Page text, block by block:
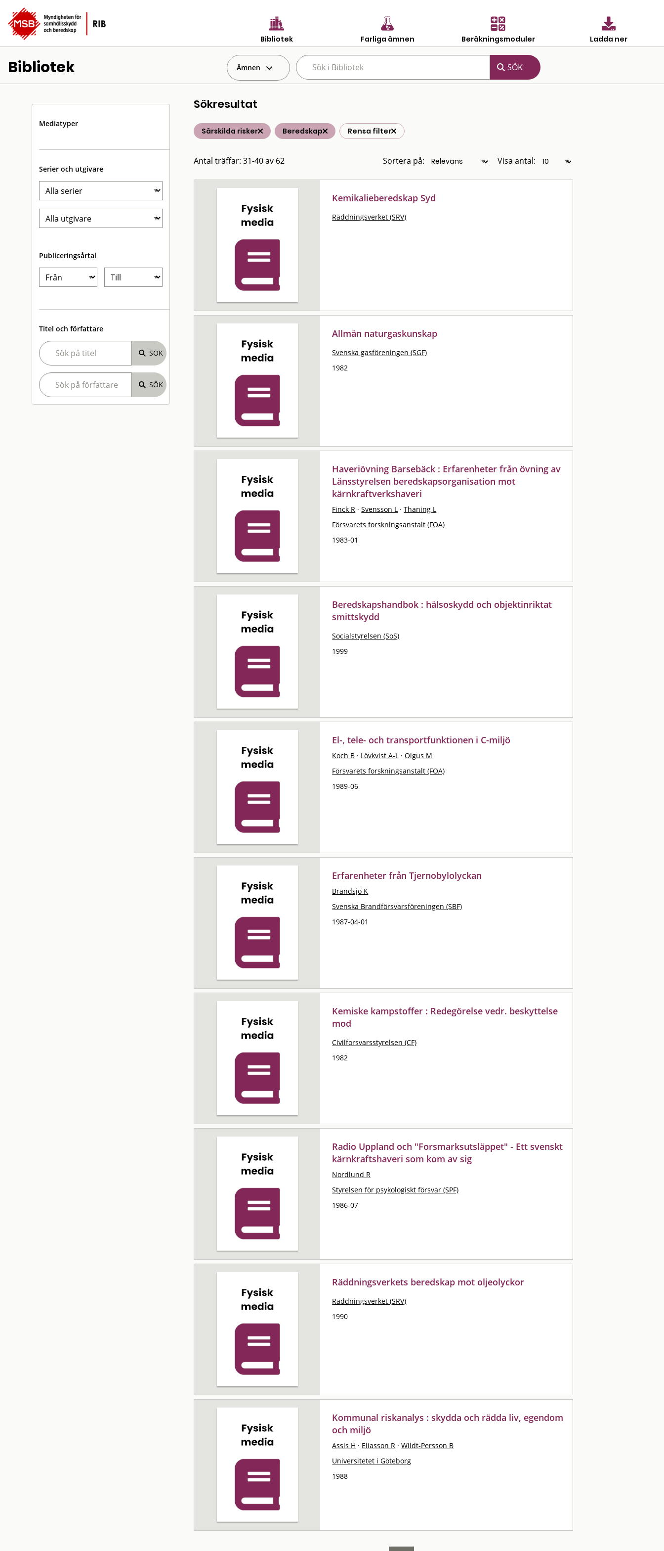
Bibliotek Farliga ämnen Beräkningsmoduler Ladda ner
Bibliotek Ämnen
Mediatyper
Serier och utgivare
Publiceringsårtal
Titel och författare
Sökresultat
Särskilda risker Beredskap Rensa filter
Antal träffar: 31-40 av 62 Sortera på: Visa antal:
Kemikalieberedskap Syd
Räddningsverket (SRV)
Allmän naturgaskunskap
Svenska gasföreningen (SGF)
1982
Haveriövning Barsebäck : Erfarenheter från övning av
Länsstyrelsen beredskapsorganisation mot
kärnkraftverkshaveri
Finck R · Svensson L · Thaning L
Försvarets forskningsanstalt (FOA)
1983-01
Beredskapshandbok : hälsoskydd och objektinriktat
smittskydd
Socialstyrelsen (SoS)
1999
El-, tele- och transportfunktionen i C-miljö
Koch B · Lövkvist A-L · Olgus M
Försvarets forskningsanstalt (FOA)
1989-06
Erfarenheter från Tjernobylolyckan
Brandsjö K
Svenska Brandförsvarsföreningen (SBF)
1987-04-01
Kemiske kampstoffer : Redegörelse vedr. beskyttelse
mod
Civilforsvarsstyrelsen (CF)
1982
Radio Uppland och "Forsmarksutsläppet" - Ett svenskt
kärnkraftshaveri som kom av sig
Nordlund R
Styrelsen för psykologiskt försvar (SPF)
1986-07
Räddningsverkets beredskap mot oljeolyckor
Räddningsverket (SRV)
1990
Kommunal riskanalys : skydda och rädda liv, egendom
och miljö
Assis H · Eliasson R · Wildt-Persson B
Universitetet i Göteborg
1988